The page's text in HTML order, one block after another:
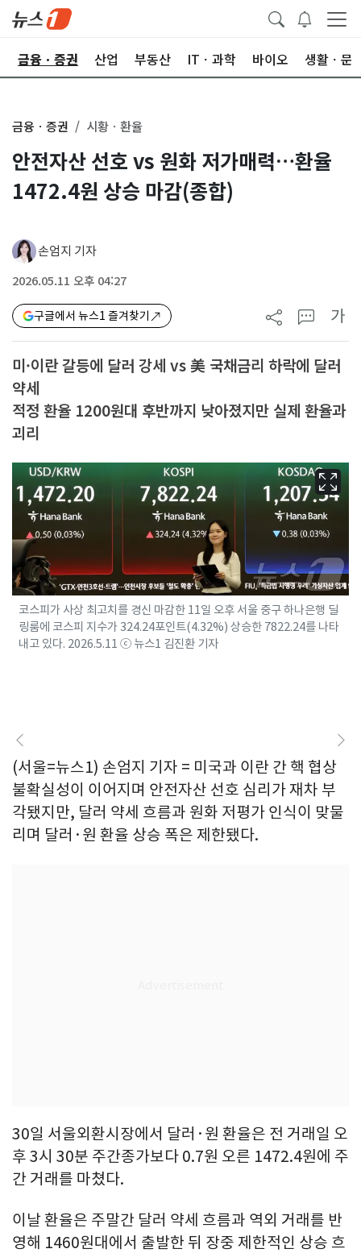
금융ㆍ증권 산업 부동산 ITㆍ과학 바이오 생활ㆍ문
금융ㆍ증권 시황ㆍ환율
안전자산 선호 vs 원화 저가매력…환율
1472.4원 상승 마감(종합)
손엄지 기자
2026.05.11 오후 04:27
구글에서 뉴스1 즐겨찾기 가
미·이란 갈등에 달러 강세 vs 美 국채금리 하락에 달러
약세
적정 환율 1200원대 후반까지 낮아졌지만 실제 환율과
괴리
코스피가 사상 최고치를 경신 마감한 11일 오후 서울 중구 하나은행 딜
링룸에 코스피 지수가 324.24포인트(4.32%) 상승한 7822.24를 나타
내고 있다. 2026.5.11 ⓒ 뉴스1 김진환 기자
(서울=뉴스1) 손엄지 기자 = 미국과 이란 간 핵 협상
불확실성이 이어지며 안전자산 선호 심리가 재차 부
각됐지만, 달러 약세 흐름과 원화 저평가 인식이 맞물
리며 달러·원 환율 상승 폭은 제한됐다.
30일 서울외환시장에서 달러·원 환율은 전 거래일 오
후 3시 30분 주간종가보다 0.7원 오른 1472.4원에 주
간 거래를 마쳤다.
이날 환율은 주말간 달러 약세 흐름과 역외 거래를 반
영해 1460원대에서 출발한 뒤 장중 제한적인 상승 흐